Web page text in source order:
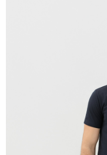
每筆NT$120，滿